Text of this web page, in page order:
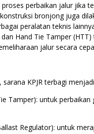
perbaikan jalur jika
bronjong juga
peralatan teknis
Hand Tie Tamper
jalur secara
sarana KPJR terbagi
Tamper): untuk
Regulator): untuk